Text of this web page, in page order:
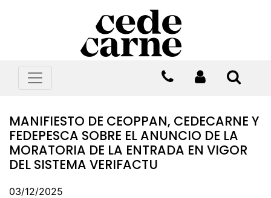
MANIFIESTO DE CEOPPAN, CEDECARNE Y
FEDEPESCA SOBRE EL ANUNCIO DE LA
MORATORIA DE LA ENTRADA EN VIGOR
DEL SISTEMA VERIFACTU
03/12/2025